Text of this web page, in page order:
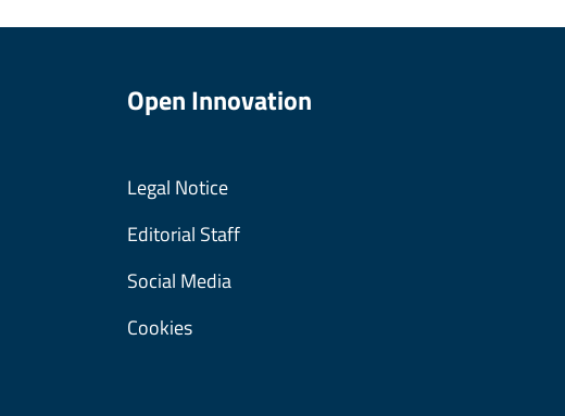
Open Innovation
Legal Notice
Editorial Staff
Social Media
Cookies